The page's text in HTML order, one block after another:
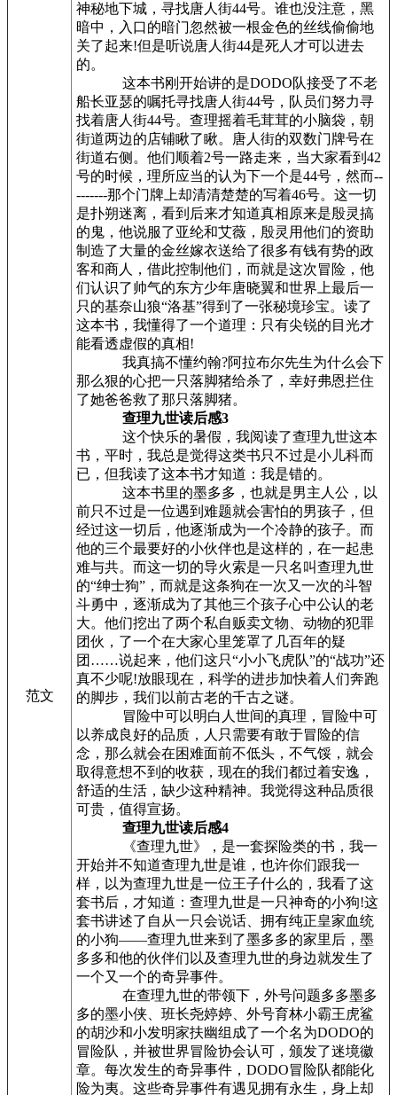
范文
神秘地下城，寻找唐人街44号。谁也没注意，黑
暗中，入口的暗门忽然被一根金色的丝线偷偷地
关了起来!但是听说唐人街44是死人才可以进去
的。
这本书刚开始讲的是DODO队接受了不老
船长亚瑟的嘱托寻找唐人街44号，队员们努力寻
找着唐人街44号。查理摇着毛茸茸的小脑袋，朝
街道两边的店铺瞅了瞅。唐人街的双数门牌号在
街道右侧。他们顺着2号一路走来，当大家看到42
号的时候，理所应当的认为下一个是44号，然而--
-------那个门牌上却清清楚楚的写着46号。这一切
是扑朔迷离，看到后来才知道真相原来是殷灵搞
的鬼，他说服了亚纶和艾薇，殷灵用他们的资助
制造了大量的金丝嫁衣送给了很多有钱有势的政
客和商人，借此控制他们，而就是这次冒险，他
们认识了帅气的东方少年唐晓翼和世界上最后一
只的基奈山狼“洛基”得到了一张秘境珍宝。读了
这本书，我懂得了一个道理：只有尖锐的目光才
能看透虚假的真相!
我真搞不懂约翰?阿拉布尔先生为什么会下
那么狠的心把一只落脚猪给杀了，幸好弗恩拦住
了她爸爸救了那只落脚猪。
查理九世读后感3
这个快乐的暑假，我阅读了查理九世这本
书，平时，我总是觉得这类书只不过是小儿科而
已，但我读了这本书才知道：我是错的。
这本书里的墨多多，也就是男主人公，以
前只不过是一位遇到难题就会害怕的男孩子，但
经过这一切后，他逐渐成为一个冷静的孩子。而
他的三个最要好的小伙伴也是这样的，在一起患
难与共。而这一切的导火索是一只名叫查理九世
的“绅士狗”，而就是这条狗在一次又一次的斗智
斗勇中，逐渐成为了其他三个孩子心中公认的老
大。他们挖出了两个私自贩卖文物、动物的犯罪
团伙，了一个在大家心里笼罩了几百年的疑
团……说起来，他们这只“小小飞虎队”的“战功”还
真不少呢!放眼现在，科学的进步加快着人们奔跑
的脚步，我们以前古老的千古之谜。
冒险中可以明白人世间的真理，冒险中可
以养成良好的品质，人只需要有敢于冒险的信
念，那么就会在困难面前不低头，不气馁，就会
取得意想不到的收获，现在的我们都过着安逸，
舒适的生活，缺少这种精神。我觉得这种品质很
可贵，值得宣扬。
查理九世读后感4
《查理九世》，是一套探险类的书，我一
开始并不知道查理九世是谁，也许你们跟我一
样，以为查理九世是一位王子什么的，我看了这
套书后，才知道：查理九世是一只神奇的小狗!这
套书讲述了自从一只会说话、拥有纯正皇家血统
的小狗——查理九世来到了墨多多的家里后，墨
多多和他的伙伴们以及查理九世的身边就发生了
一个又一个的奇异事件。
在查理九世的带领下，外号问题多多墨多
多的墨小侠、班长尧婷婷、外号育林小霸王虎鲨
的胡沙和小发明家扶幽组成了一个名为DODO的
冒险队，并被世界冒险协会认可，颁发了迷境徽
章。每次发生的奇异事件，DODO冒险队都能化
险为夷。这些奇异事件有遇见拥有永生，身上却